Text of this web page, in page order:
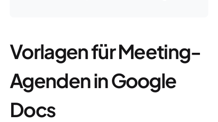
Vorlagen für Meeting-
Agenden in Google
Docs